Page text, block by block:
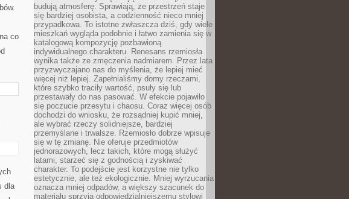
co
dla
budują atmosferę. Sprawiają, że przestrzeń staje
się bardziej osobista, a codzienność nieco mniej
przypadkowa. To istotne zwłaszcza dziś, gdy wiele
mieszkań wygląda podobnie i łatwo zamienia się w
katalogową kompozycję pozbawioną
indywidualnego charakteru. Renesans rzemiosła
wynika także ze zmęczenia nadmiarem. Przez lata
przyzwyczajano nas do myślenia, że lepiej mieć
więcej niż lepiej. Zapełnialiśmy domy rzeczami,
które szybko traciły wartość, psuły się lub
przestawały do nas pasować. W efekcie pojawiło
się poczucie przesytu i chaosu. Coraz więcej osób
dochodzi do wniosku, że rozsądniej kupić mniej,
ale wybrać rzeczy solidniejsze, bardziej
przemyślane i trwalsze. Rzemiosło dobrze wpisuje
się w tę zmianę. Nie oferuje przedmiotów
jednorazowych, lecz takich, które mogą służyć
latami, starzeć się z godnością i zyskiwać
charakter. To podejście jest korzystne nie tylko
estetycznie, ale też ekologicznie. Mniej wyrzucania
oznacza mniej odpadów, a większy szacunek do
materiału sprzyja odpowiedzialniejszemu stylowi